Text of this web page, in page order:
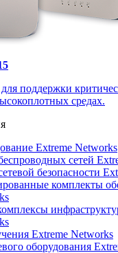
поддержки
средах.
Extreme Networks
сетей
безопасности
комплекты
Extreme Networks
оборудования